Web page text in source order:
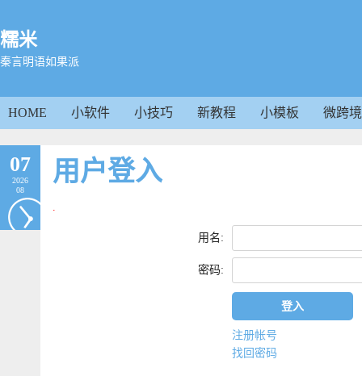
糯米
秦言明语如果派
HOME 小软件 小技巧 新教程 小模板 微跨境
07
2026
08
用户登入
.
用名:
密码:
注册帐号
找回密码